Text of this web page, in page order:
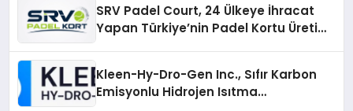
SRV Padel Court, 24 Ülkeye İhracat
Yapan Türkiye’nin Padel Kortu Üretim
Kleen-Hy-Dro-Gen Inc., Sıfır Karbon
Emisyonlu Hidrojen Isıtma